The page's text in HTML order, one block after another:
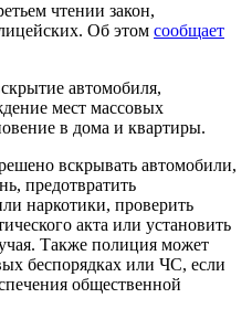
чтении закон,
Об этом сообщает
автомобиля,
мест массовых
в дома и квартиры.
вскрывать автомобили,
предотвратить
наркотики, проверить
акта или установить
Также полиция может
беспорядках или ЧС, если
общественной